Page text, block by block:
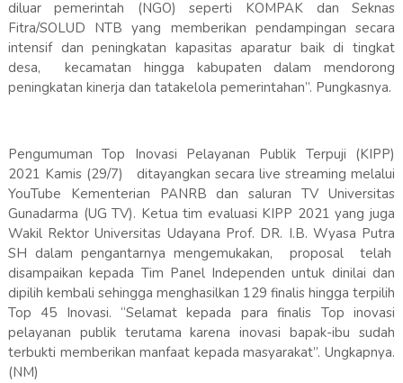
diluar pemerintah (NGO) seperti KOMPAK dan Seknas
Fitra/SOLUD NTB yang memberikan pendampingan secara
intensif dan peningkatan kapasitas aparatur baik di tingkat
desa, kecamatan hingga kabupaten dalam mendorong
peningkatan kinerja dan tatakelola pemerintahan”. Pungkasnya.
Pengumuman Top Inovasi Pelayanan Publik Terpuji (KIPP)
2021 Kamis (29/7) ditayangkan secara live streaming melalui
YouTube Kementerian PANRB dan saluran TV Universitas
Gunadarma (UG TV). Ketua tim evaluasi KIPP 2021 yang juga
Wakil Rektor Universitas Udayana Prof. DR. I.B. Wyasa Putra
SH dalam pengantarnya mengemukakan, proposal telah
disampaikan kepada Tim Panel Independen untuk dinilai dan
dipilih kembali sehingga menghasilkan 129 finalis hingga terpilih
Top 45 Inovasi. “Selamat kepada para finalis Top inovasi
pelayanan publik terutama karena inovasi bapak-ibu sudah
terbukti memberikan manfaat kepada masyarakat”. Ungkapnya.
(NM)